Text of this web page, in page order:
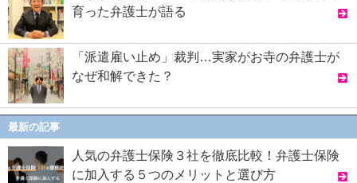
育った弁護士が語る
「派遣雇い止め」裁判…実家がお寺の弁護士が
なぜ和解できた？
最新の記事
人気の弁護士保険３社を徹底比較！弁護士保険
に加入する５つのメリットと選び方